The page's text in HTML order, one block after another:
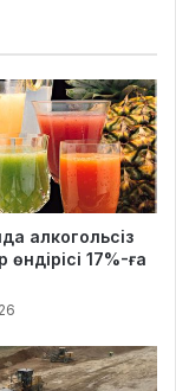
алкогольсіз
17%-ға